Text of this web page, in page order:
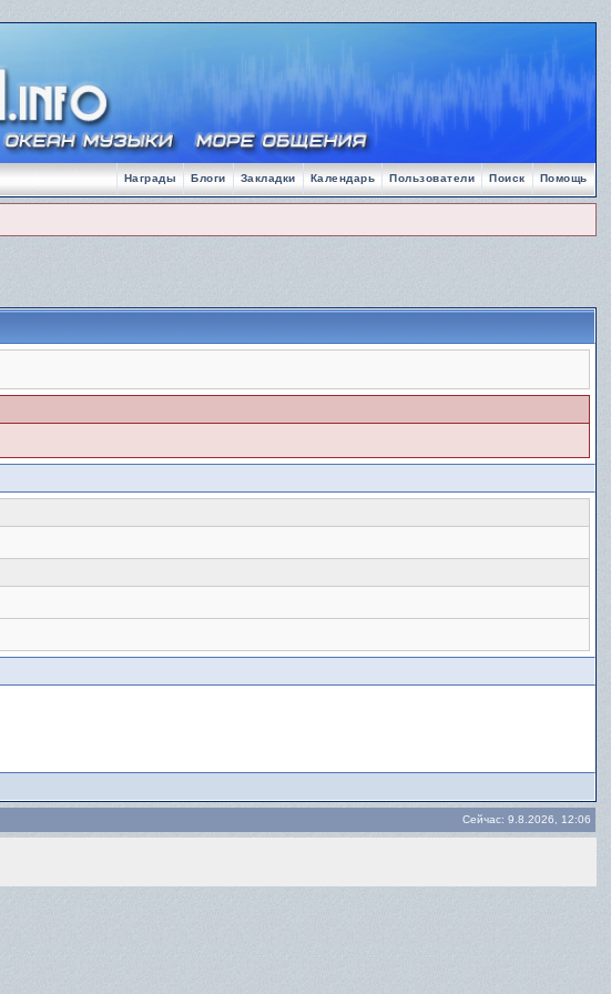
Помощь
Поиск
Пользователи
Календарь
Закладки
Блоги
Награды
Сейчас: 9.8.2026, 12:06